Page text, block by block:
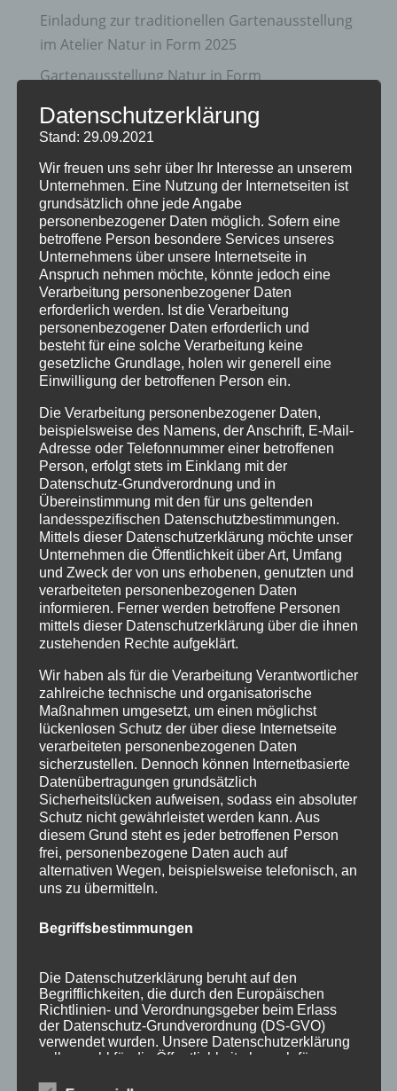
Einladung zur traditionellen Gartenausstellung
im Atelier Natur in Form 2025
Gartenausstellung Natur in Form
Vorweihnachts – Zeit bei Natur in Form
Info zu Flechtkursen und Terminen
Archiv
April 2025
März 2025
Juni 2021
November 2020
Juni 2020
September 2019
Oktober 2018
August 2018
Juli 2018
Juni 2018
Dezember 2015
Kategorien
Aktionen
Flechtkurse
Impressionen
Info
Natur in Form
Termine
Stichworte
Allgäu Annette Rehle
Blaichach Creuzfeldtrash
Flechtkurs Flechtkurse Flechttechnik Flechtwerkstatt
Garten Gartenausstellung Handwerk
individuelle Flechtkurse Info Keramik–Schalen
Kunsthandwerk
Datenschutzerklärung
Stand: 29.09.2021
Wir freuen uns sehr über Ihr Interesse an unserem
Unternehmen. Eine Nutzung der Internetseiten ist
grundsätzlich ohne jede Angabe
personenbezogener Daten möglich. Sofern eine
betroffene Person besondere Services unseres
Unternehmens über unsere Internetseite in
Anspruch nehmen möchte, könnte jedoch eine
Verarbeitung personenbezogener Daten
erforderlich werden. Ist die Verarbeitung
personenbezogener Daten erforderlich und
besteht für eine solche Verarbeitung keine
gesetzliche Grundlage, holen wir generell eine
Einwilligung der betroffenen Person ein.
Die Verarbeitung personenbezogener Daten,
beispielsweise des Namens, der Anschrift, E-Mail-
Adresse oder Telefonnummer einer betroffenen
Person, erfolgt stets im Einklang mit der
Datenschutz-Grundverordnung und in
Übereinstimmung mit den für uns geltenden
landesspezifischen Datenschutzbestimmungen.
Mittels dieser Datenschutzerklärung möchte unser
Unternehmen die Öffentlichkeit über Art, Umfang
und Zweck der von uns erhobenen, genutzten und
verarbeiteten personenbezogenen Daten
informieren. Ferner werden betroffene Personen
mittels dieser Datenschutzerklärung über die ihnen
zustehenden Rechte aufgeklärt.
Wir haben als für die Verarbeitung Verantwortlicher
zahlreiche technische und organisatorische
Maßnahmen umgesetzt, um einen möglichst
lückenlosen Schutz der über diese Internetseite
verarbeiteten personenbezogenen Daten
sicherzustellen. Dennoch können Internetbasierte
Datenübertragungen grundsätzlich
Sicherheitslücken aufweisen, sodass ein absoluter
Schutz nicht gewährleistet werden kann. Aus
diesem Grund steht es jeder betroffenen Person
frei, personenbezogene Daten auch auf
alternativen Wegen, beispielsweise telefonisch, an
uns zu übermitteln.
Begriffsbestimmungen
Die Datenschutzerklärung beruht auf den
Begrifflichkeiten, die durch den Europäischen
Richtlinien- und Verordnungsgeber beim Erlass
der Datenschutz-Grundverordnung (DS-GVO)
verwendet wurden. Unsere Datenschutzerklärung
soll sowohl für die Öffentlichkeit als auch für